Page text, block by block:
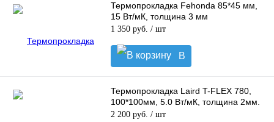
Термопрокладка Fehonda 85*45 мм,
15 Вт/мК, толщина 3 мм
1 350 руб. / шт
В
корзину
Термопрокладка Laird T-FLEX 780,
100*100мм, 5.0 Вт/мК, толщина 2мм.
2 200 руб. / шт